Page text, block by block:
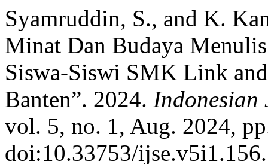
Syamruddin, S., and K.
Minat Dan Budaya
Siswa-Siswi SMK Link
Banten”. 2024. Indonesian
vol. 5, no. 1, Aug. 2024,
doi:10.33753/ijse.v5i1.156.